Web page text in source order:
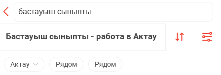
Бастауыш сыныпты - работа в Актау
Актау Рядом Рядом